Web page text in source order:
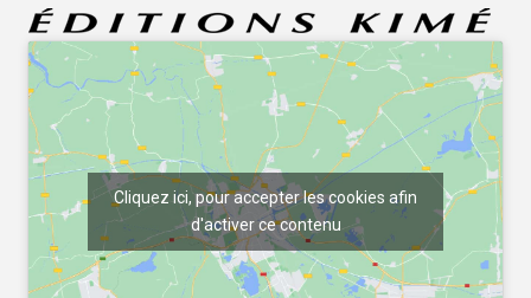
Cliquez ici, pour accepter les cookies afin
d'activer ce contenu